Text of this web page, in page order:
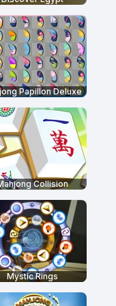
Papillon Deluxe
Collision
Mystic Rings